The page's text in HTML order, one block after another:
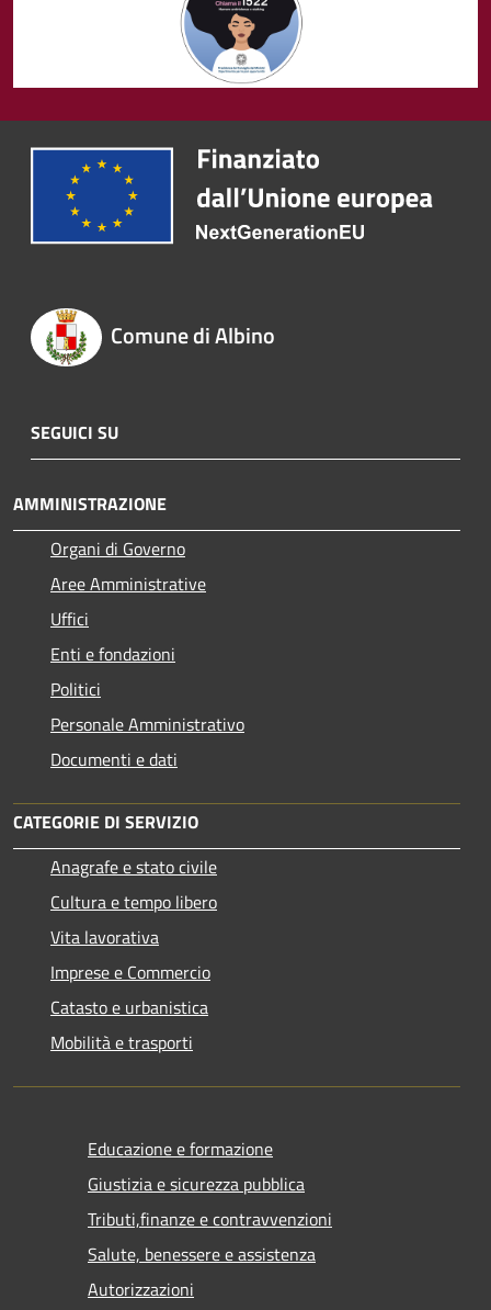
Comune di Albino
SEGUICI SU
AMMINISTRAZIONE
Organi di Governo
Aree Amministrative
Uffici
Enti e fondazioni
Politici
Personale Amministrativo
Documenti e dati
CATEGORIE DI SERVIZIO
Anagrafe e stato civile
Cultura e tempo libero
Vita lavorativa
Imprese e Commercio
Catasto e urbanistica
Mobilità e trasporti
Educazione e formazione
Giustizia e sicurezza pubblica
Tributi,finanze e contravvenzioni
Salute, benessere e assistenza
Autorizzazioni